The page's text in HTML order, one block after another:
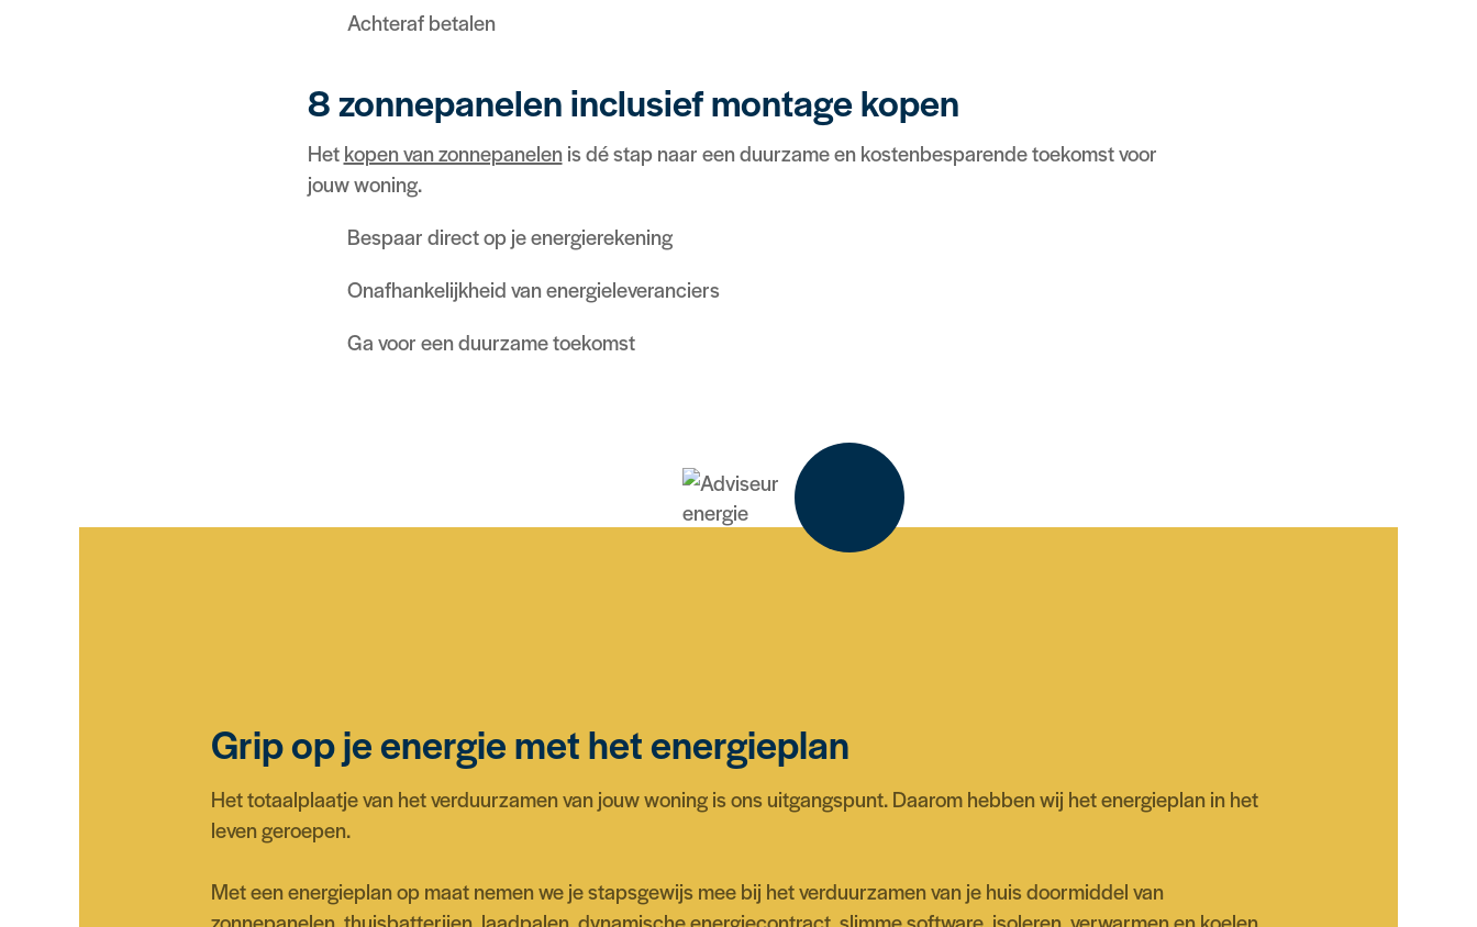
Achteraf betalen
8 zonnepanelen inclusief montage kopen
Hetkopen van zonnepanelenis dé stap naar een duurzame en kostenbesparende toekomst voor
jouw woning.
Bespaar direct op je energierekening
Onafhankelijkheid van energieleveranciers
Ga voor een duurzame toekomst
Grip op je energie met het energieplan
Het totaalplaatje van het verduurzamen van jouw woning is ons uitgangspunt. Daarom hebben wij het energieplan in het
leven geroepen.
Met een energieplan op maat nemen we je stapsgewijs mee bij het verduurzamen van je huis doormiddel van